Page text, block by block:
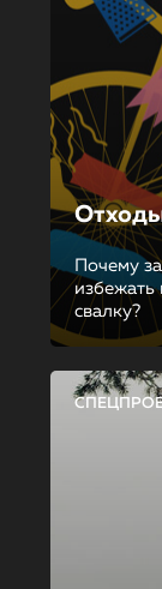
Почему
избежать
свалку?